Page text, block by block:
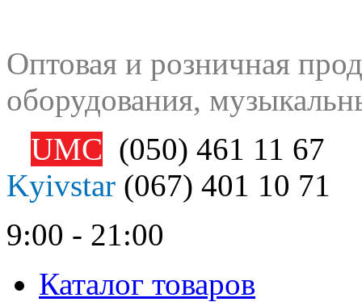
Оптовая и розничная
оборудования,
UMC (050) 461 11 67
Kyivstar (067) 401 10 71
9:00 - 21:00
Каталог товаров